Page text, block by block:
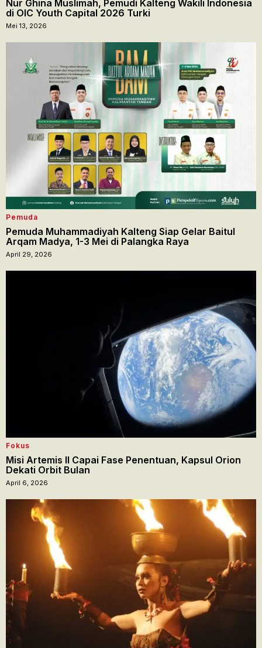
Nur Ghina Muslimah, Pemudi Kalteng Wakili Indonesia
di OIC Youth Capital 2026 Turki
Mei 13, 2026
Pemuda
Pemuda Muhammadiyah Kalteng Siap Gelar Baitul
Arqam Madya, 1-3 Mei di Palangka Raya
April 29, 2026
Fokus
Misi Artemis II Capai Fase Penentuan, Kapsul Orion
Dekati Orbit Bulan
April 6, 2026